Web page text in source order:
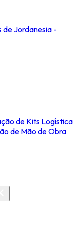
de Jordanesia -
de Kits Logística
de Mão de Obra